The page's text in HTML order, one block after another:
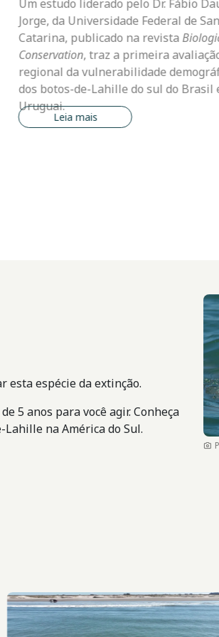
composta por três episódios que
apresenta diferentes perspectivas
estuário da Lagoa dos Patos e os
enfrentados pelas comunidades que
dependem de seus recursos naturais.
Leia mais
esta espécie da extinção.
5 anos para você agir. Conheça
na América do Sul.
Imagem